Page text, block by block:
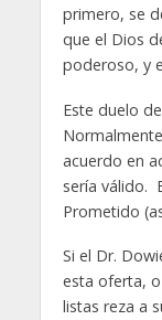
primero, se
que el Dios
poderoso, y
Este duelo
acuerdo en
sería válido.
Prometido
Si el Dr.
esta oferta,
listas reza a